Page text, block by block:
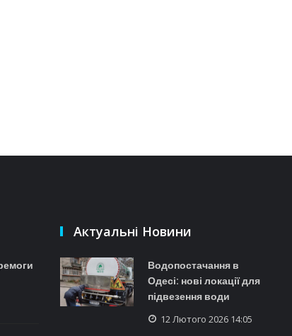
Актуальні Новини
Водопостачання в
Одесі: нові локації для
підвезення води
12 Лютого 2026 14:05